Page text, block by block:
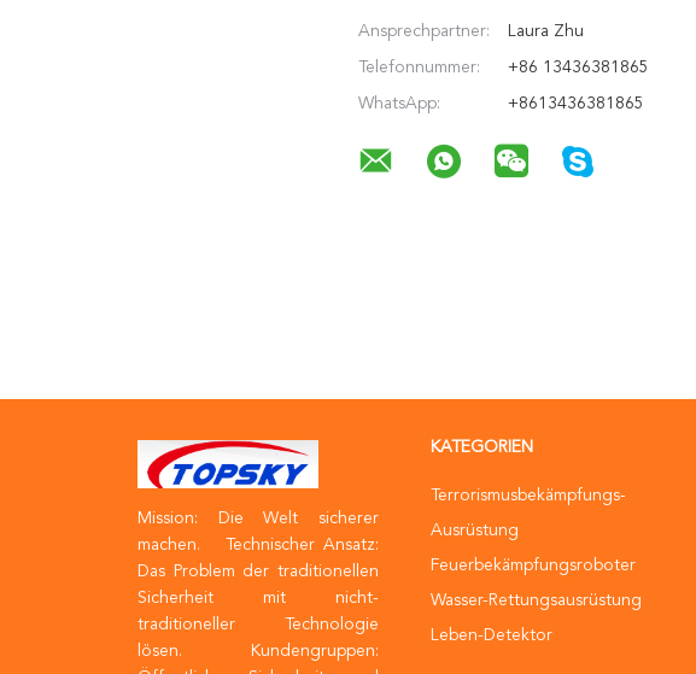
Ansprechpartner: Laura Zhu
Telefonnummer: +86 13436381865
WhatsApp: +8613436381865
Mission: Die Welt sicherer
machen. Technischer Ansatz:
Das Problem der traditionellen
Sicherheit mit nicht-
traditioneller Technologie
lösen. Kundengruppen:
KATEGORIEN
Terrorismusbekämpfungs-
Ausrüstung
Feuerbekämpfungsroboter
Wasser-Rettungsausrüstung
Leben-Detektor